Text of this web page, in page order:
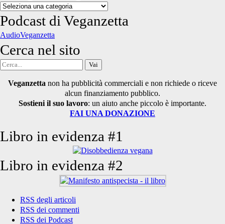
Categorie
degli
articoli
Podcast di Veganzetta
AudioVeganzetta
Cerca nel sito
Cerca
Veganzetta non ha pubblicità commerciali e non richiede o riceve
alcun finanziamento pubblico.
Sostieni il suo lavoro: un aiuto anche piccolo è importante.
FAI UNA DONAZIONE
Libro in evidenza #1
Libro in evidenza #2
RSS degli articoli
RSS dei commenti
RSS dei Podcast